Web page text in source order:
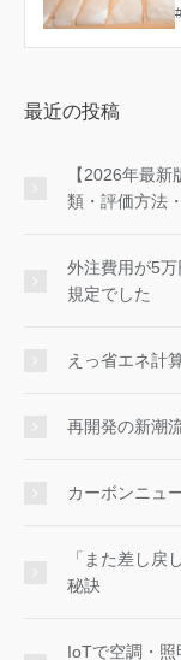
最近の投稿
【2026年最
類・評価方法
外注費用が5
規定でした
えっ省エネ計
再開発の新潮
カーボンニュ
「また差し
秘訣
IoTで空調・